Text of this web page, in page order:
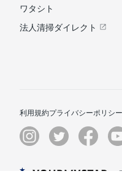
ワタシト
法人清掃ダイレクト
利用規約プライバシーポリシー